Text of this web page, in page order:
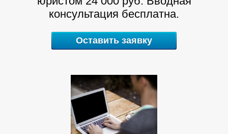
консультация бесплатна.
Оставить заявку